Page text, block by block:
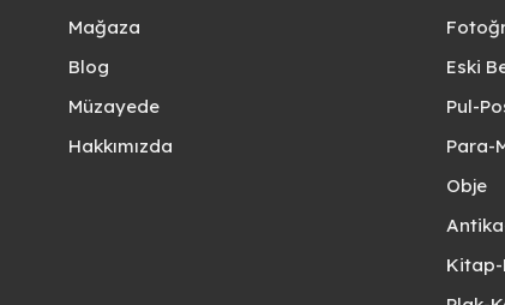
Mağaza
Blog
Müzayede
Hakkımızda
Eski
Pul-
Para-
Obje